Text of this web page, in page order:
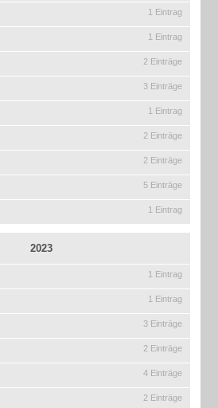
1 Eintrag
1 Eintrag
2 Einträge
3 Einträge
1 Eintrag
2 Einträge
2 Einträge
5 Einträge
1 Eintrag
2023
1 Eintrag
1 Eintrag
3 Einträge
2 Einträge
4 Einträge
2 Einträge